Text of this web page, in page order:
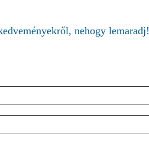
nehogy lemaradj!